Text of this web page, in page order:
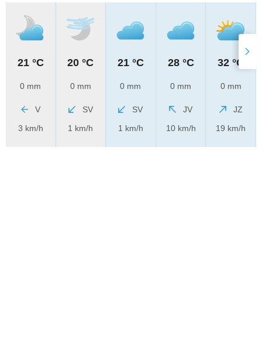
21 °C
0 mm
V
3 km/h
20 °C
0 mm
SV
1 km/h
21 °C
0 mm
SV
1 km/h
28 °C
0 mm
JV
10 km/h
32 °C
0 mm
JZ
19 km/h